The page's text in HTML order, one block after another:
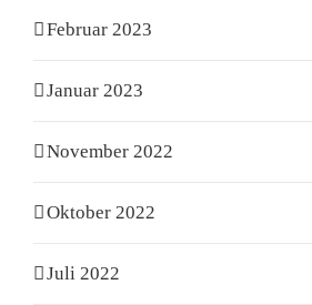
Februar 2023
Januar 2023
November 2022
Oktober 2022
Juli 2022